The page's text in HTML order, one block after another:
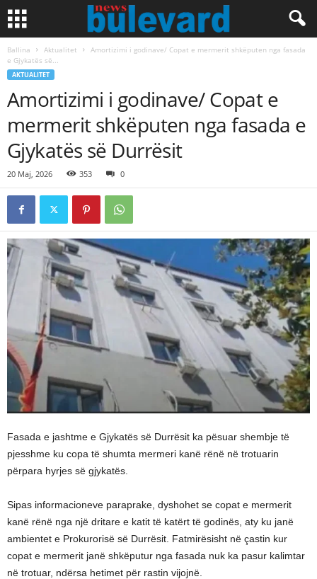
Ballina Aktualitet
Amortizimi i godinave/ Copat e mermerit shkëputen nga fasada
e Gjykatës së...
AKTUALITET
Amortizimi i godinave/ Copat e
mermerit shkëputen nga fasada e
Gjykatës së Durrësit
20 Maj, 2026 353 0
Fasada e jashtme e Gjykatës së Durrësit ka pësuar shembje të
pjesshme ku copa të shumta mermeri kanë rënë në trotuarin
përpara hyrjes së gjykatës.
Sipas informacioneve paraprake, dyshohet se copat e mermerit
kanë rënë nga një dritare e katit të katërt të godinës, aty ku janë
ambientet e Prokurorisë së Durrësit. Fatmirësisht në çastin kur
copat e mermerit janë shkëputur nga fasada nuk ka pasur kalimtar
në trotuar, ndërsa hetimet për rastin vijojnë.